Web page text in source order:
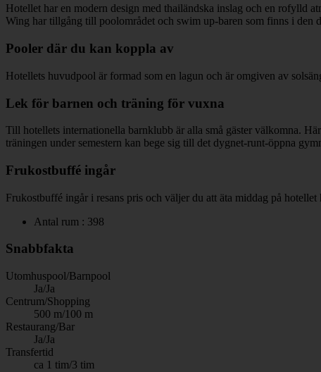
Hotellet har en modern design med thailändska inslag och en rofylld
Wing har tillgång till poolområdet och swim up-baren som finns i den
Pooler där du kan koppla av
Hotellets huvudpool är formad som en lagun och är omgiven av
Lek för barnen och träning för vuxna
Till hotellets internationella barnklubb är alla små gäster välkomna.
träningen under semestern kan bege sig till det dygnet-runt-öppna
Frukostbuffé ingår
Frukostbuffé ingår i resans pris och väljer du att äta middag på
Antal rum : 398
Snabbfakta
Utomhuspool/Barnpool
Ja/Ja
Centrum/Shopping
500 m/100 m
Restaurang/Bar
Ja/Ja
Transfertid
ca 1 tim/3 tim